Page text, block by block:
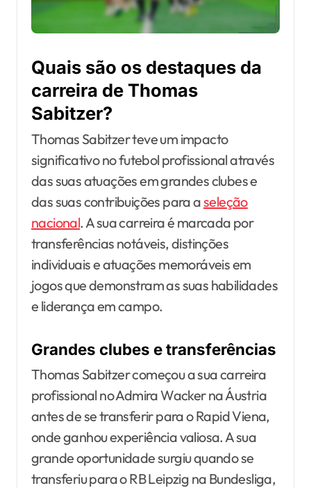
Quais são os destaques da
carreira de Thomas
Sabitzer?
Thomas Sabitzer teve um impacto
significativo no futebol profissional através
das suas atuações em grandes clubes e
das suas contribuições para aseleção
nacional. A sua carreira é marcada por
transferências notáveis, distinções
individuais e atuações memoráveis em
jogos que demonstram as suas habilidades
e liderança em campo.
Grandes clubes e transferências
Thomas Sabitzer começou a sua carreira
profissional no Admira Wacker na Áustria
antes de se transferir para o Rapid Viena,
onde ganhou experiência valiosa. A sua
grande oportunidade surgiu quando se
transferiu para o RB Leipzig na Bundesliga,